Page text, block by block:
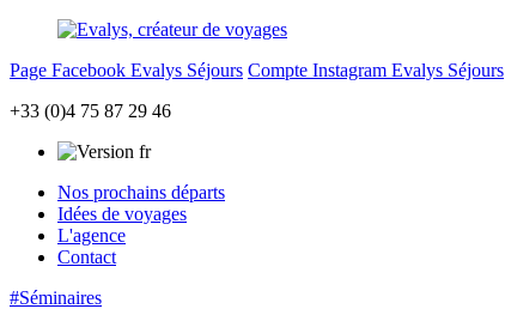
Page Facebook Evalys Séjours Compte Instagram Evalys Séjours
+33 (0)4 75 87 29 46
Nos prochains départs
Idées de voyages
L'agence
Contact
#Séminaires